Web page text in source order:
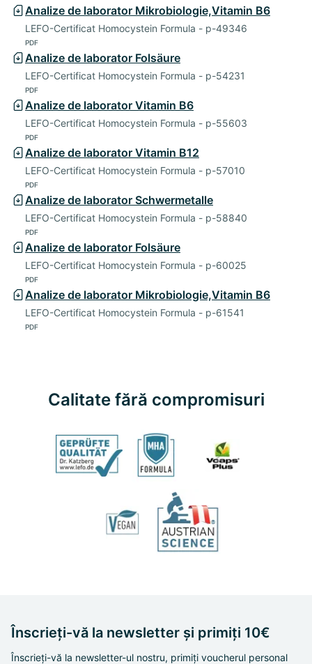
Analize de laborator Mikrobiologie,Vitamin B6
LEFO-Certificat Homocystein Formula - p-49346
PDF
Analize de laborator Folsäure
LEFO-Certificat Homocystein Formula - p-54231
PDF
Analize de laborator Vitamin B6
LEFO-Certificat Homocystein Formula - p-55603
PDF
Analize de laborator Vitamin B12
LEFO-Certificat Homocystein Formula - p-57010
PDF
Analize de laborator Schwermetalle
LEFO-Certificat Homocystein Formula - p-58840
PDF
Analize de laborator Folsäure
LEFO-Certificat Homocystein Formula - p-60025
PDF
Analize de laborator Mikrobiologie,Vitamin B6
LEFO-Certificat Homocystein Formula - p-61541
PDF
Calitate fără compromisuri
Înscrieți-vă la newsletter și primiți 10€
Înscrieți-vă la newsletter-ul nostru, primiți voucherul personal